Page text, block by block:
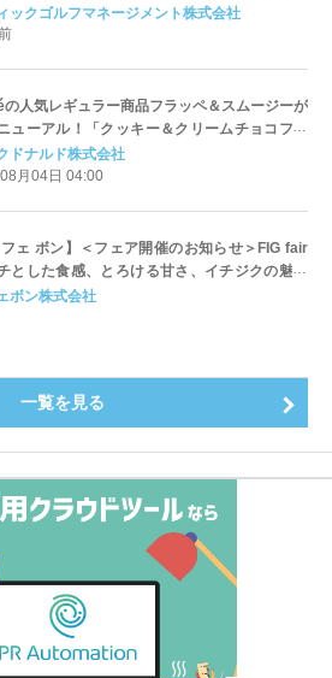
アコンカート）」導入 | ＰＧＭ
ックゴルフマネージメント株式会社
の人気レギュラー商品フラッペ＆スムージーが
ューアル！「クッキー＆クリームチョコフラ
マンゴースムージー」8月5日（水）から販売
ドナルド株式会社
月04日 04:00
フェ ボン】＜フェア開催のお知らせ＞FIG fair
とした食感、とろける甘さ、イチジクの魅力
りと。新作を含め、イチジク尽くしの全4種が
日（木）スタート
ボン株式会社
一覧を見る